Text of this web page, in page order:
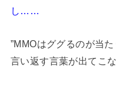
し……
”MMOはググるのが当
言い返す言葉が出てこな